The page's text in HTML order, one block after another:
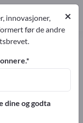
og
Produsent4
Distributører
×
innovasjoner,
før de andre
dine og godta